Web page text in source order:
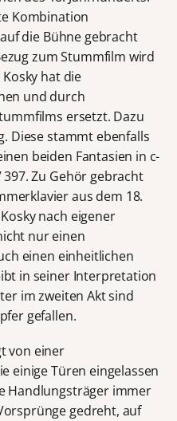
Kombination
die Bühne gebracht
zum Stummfilm wird
hat die
und durch
ersetzt. Dazu
Diese stammt ebenfalls
beiden Fantasien in c-
397. Zu Gehör gebracht
aus dem 18.
nach eigener
nur einen
einen einheitlichen
in seiner Interpretation
im zweiten Akt sind
gefallen.
von einer
einige Türen eingelassen
Handlungsträger immer
gedreht, auf